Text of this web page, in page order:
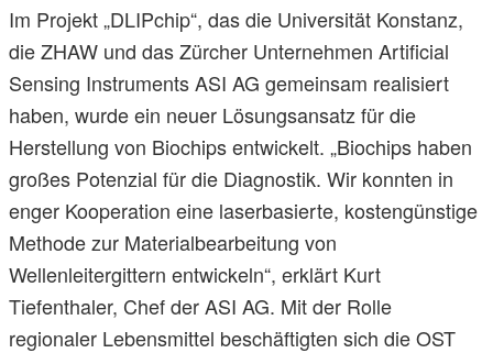
Im Projekt „DLIPchip“, das die Universität Konstanz,
die ZHAW und das Zürcher Unternehmen Artificial
Sensing Instruments ASI AG gemeinsam realisiert
haben, wurde ein neuer Lösungsansatz für die
Herstellung von Biochips entwickelt. „Biochips haben
großes Potenzial für die Diagnostik. Wir konnten in
enger Kooperation eine laserbasierte, kostengünstige
Methode zur Materialbearbeitung von
Wellenleitergittern entwickeln“, erklärt Kurt
Tiefenthaler, Chef der ASI AG. Mit der Rolle
regionaler Lebensmittel beschäftigten sich die OST